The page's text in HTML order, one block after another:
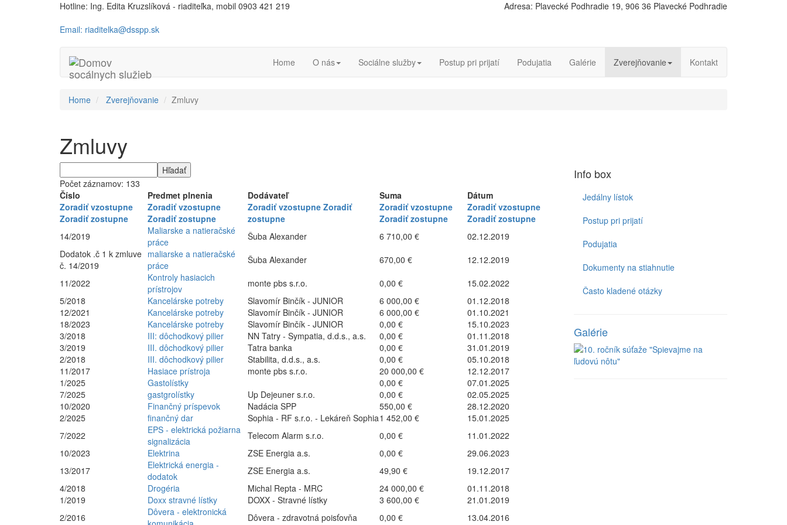
Hotline: Ing. Edita Kruzslíková - riaditeľka, mobil 0903 421 219
Email: riaditelka@dsspp.sk
Adresa: Plavecké Podhradie 19, 906 36 Plavecké Podhradie
Home O nás Sociálne služby Postup pri prijatí Podujatia Galérie Zverejňovanie Kontakt
Home Zverejňovanie Zmluvy
Zmluvy
Počet záznamov: 133
Číslo
Zoradiť vzostupne
Zoradiť zostupne
Predmet plnenia
Zoradiť vzostupne
Zoradiť zostupne
Dodávateľ
Zoradiť vzostupne Zoradiť
zostupne
Suma
Zoradiť vzostupne
Zoradiť zostupne
Dátum
Zoradiť vzostupne
Zoradiť zostupne
14/2019
Maliarske a natieračské
práce
Šuba Alexander 6 710,00 €
02.12.2019
Dodatok .č 1 k zmluve
č. 14/2019
maliarske a natieračské
práce
Šuba Alexander 670,00 €
12.12.2019
11/2022
Kontroly hasiacich
prístrojov
monte pbs s.r.o. 0,00 €
15.02.2022
5/2018
Kancelárske potreby Slavomír Binčík - JUNIOR 6 000,00 €
01.12.2018
12/2021
Kancelárske potreby Slavomír Binčík - JUNIOR 6 000,00 €
01.10.2021
18/2023
Kancelárske potreby Slavomír Binčík - JUNIOR 0,00 €
15.10.2023
3/2018
III: dôchodkový pilier NN Tatry - Sympatia, d.d.s., a.s. 0,00 €
01.11.2018
3/2019
III. dôchodkový pilier Tatra banka 0,00 €
31.01.2019
2/2018
III. dôchodkový pilier Stabilita, d.d.s., a.s. 0,00 €
05.10.2018
11/2017
Hasiace prístroja monte pbs s.r.o. 20 000,00 €
12.12.2017
1/2025
Gastolístky 0,00 €
07.01.2025
7/2025
gastgrolístky Up Dejeuner s.r.o. 0,00 €
02.05.2025
10/2020
Finančný príspevok Nadácia SPP 550,00 €
28.12.2020
2/2025
finančný dar Sophia - RF s.r.o. - Lekáreň Sophia1 452,00 €
15.01.2025
7/2022
EPS - elektrická požiarna
signalizácia
Telecom Alarm s.r.o. 0,00 €
11.01.2022
10/2023
Elektrina ZSE Energia a.s. 0,00 €
29.06.2023
13/2017
Elektrická energia -
dodatok
ZSE Energia a.s. 49,90 €
19.12.2017
4/2018
Drogéria Michal Repta - MRC 24 000,00 €
01.11.2018
1/2019
Doxx stravné lístky DOXX - Stravné lístky 3 600,00 €
21.01.2019
2/2016
Dôvera - elektronická
Dôvera - zdravotná poisťovňa 0,00 € 13.04.2016
Info box
Jedálny lístok
Postup pri prijatí
Podujatia
Dokumenty na stiahnutie
Často kladené otázky
Galérie